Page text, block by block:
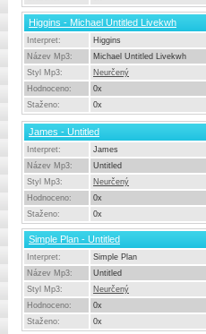
Higgins - Michael Untitled Livekwh
Interpret:
Higgins
Název Mp3:
Michael Untitled Livekwh
Styl Mp3:
Neurčený
Hodnoceno:
0x
Staženo:
0x
James - Untitled
Interpret:
James
Název Mp3:
Untitled
Styl Mp3:
Neurčený
Hodnoceno:
0x
Staženo:
0x
Simple Plan - Untitled
Interpret:
Simple Plan
Název Mp3:
Untitled
Styl Mp3:
Neurčený
Hodnoceno:
0x
Staženo:
0x